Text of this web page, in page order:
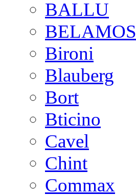
BALLU
BELAMOS
Bironi
Blauberg
Bort
Bticino
Cavel
Chint
Commax